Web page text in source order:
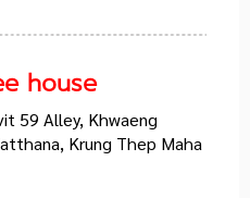
house
59 Alley, Khwaeng
Krung Thep Maha